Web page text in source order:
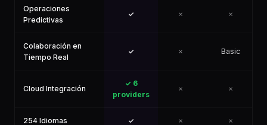
Operaciones
Predictivas
✓ ✗ ✗
Colaboración en
Tiempo Real
✓ ✗ Basic
Cloud Integración
✓ 6
providers
✗ ✗
254 Idiomas ✓ ✗ ✗